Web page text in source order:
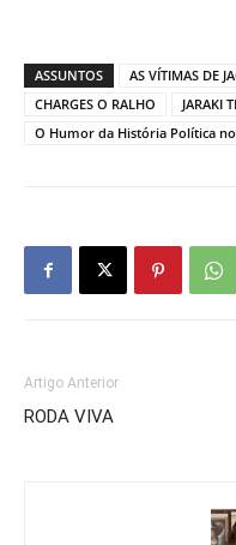
ASSUNTOS AS VÍTIMAS DE
CHARGES O RALHO
JARAKI
O Humor da História Política
Artigo Anterior
RODA VIVA